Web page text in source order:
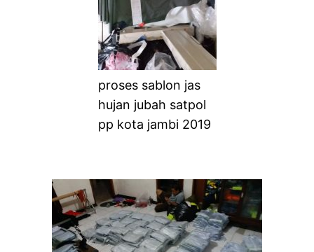
proses sablon jas
hujan jubah satpol
pp kota jambi 2019